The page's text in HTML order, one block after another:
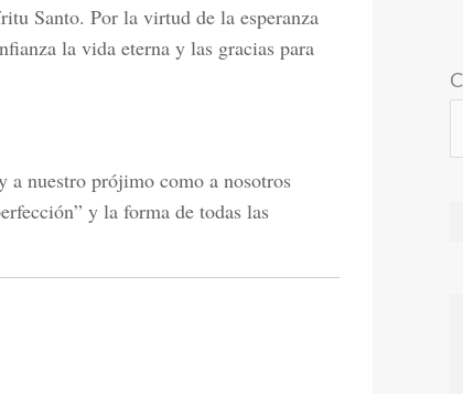
Santo. Por la virtud de la esperanza
la vida eterna y las gracias para
a nuestro prójimo como a nosotros
y la forma de todas las